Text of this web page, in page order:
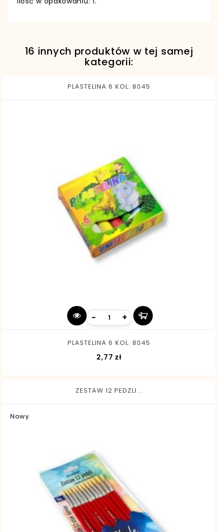
EAN13 5902557452866
16 innych produktów w tej samej
kategorii:
PLASTELINA 6 KOL. 8045
- +
PLASTELINA 6 KOL. 8045
2,77 zł
ZESTAW 12 PEDZLI...
Nowy